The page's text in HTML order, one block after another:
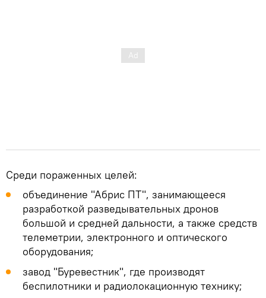
Среди пораженных целей:
объединение "Абрис ПТ", занимающееся
разработкой разведывательных дронов
большой и средней дальности, а также средств
телеметрии, электронного и оптического
оборудования;
завод "Буревестник", где производят
беспилотники и радиолокационную технику;